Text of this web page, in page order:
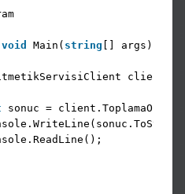
void Main( string [] args)
client =
sonuc =